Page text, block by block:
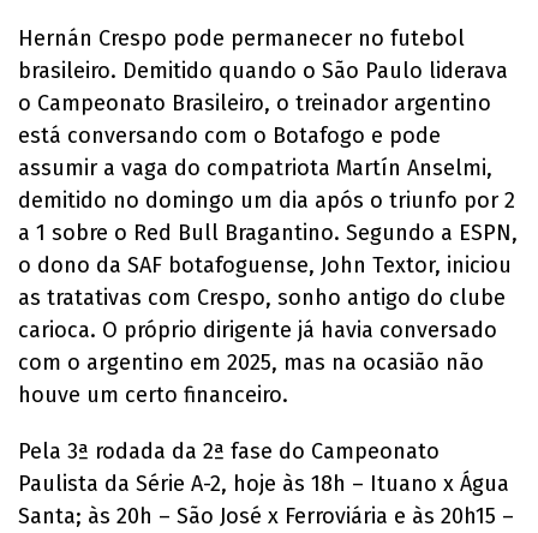
Hernán Crespo pode permanecer no futebol
brasileiro. Demitido quando o São Paulo liderava
o Campeonato Brasileiro, o treinador argentino
está conversando com o Botafogo e pode
assumir a vaga do compatriota Martín Anselmi,
demitido no domingo um dia após o triunfo por 2
a 1 sobre o Red Bull Bragantino. Segundo a ESPN,
o dono da SAF botafoguense, John Textor, iniciou
as tratativas com Crespo, sonho antigo do clube
carioca. O próprio dirigente já havia conversado
com o argentino em 2025, mas na ocasião não
houve um certo financeiro.
Pela 3ª rodada da 2ª fase do Campeonato
Paulista da Série A-2, hoje às 18h – Ituano x Água
Santa; às 20h – São José x Ferroviária e às 20h15 –